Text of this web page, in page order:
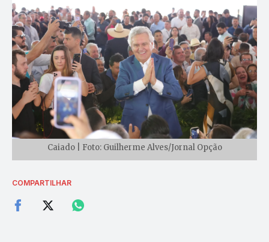
Caiado | Foto: Guilherme Alves/Jornal Opção
COMPARTILHAR